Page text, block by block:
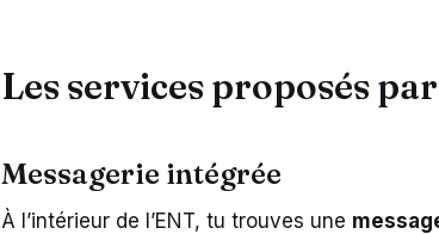
Les services proposés
Messagerie intégrée
À l’intérieur de l’ENT, tu trouves une